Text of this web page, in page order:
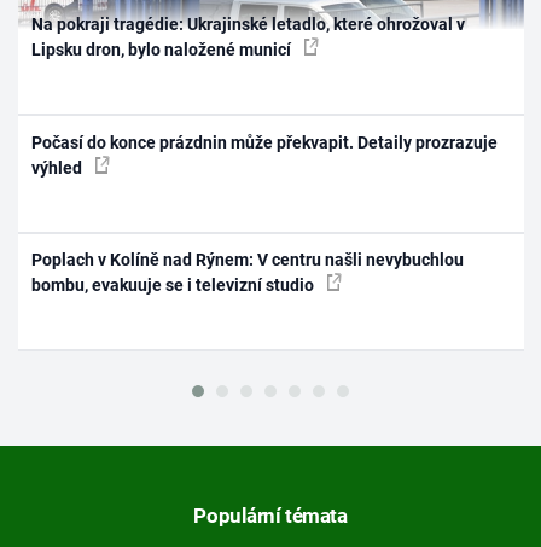
Na pokraji tragédie: Ukrajinské letadlo, které ohrožoval v
Lipsku dron, bylo naložené municí
Počasí do konce prázdnin může překvapit. Detaily prozrazuje
výhled
Poplach v Kolíně nad Rýnem: V centru našli nevybuchlou
bombu, evakuuje se i televizní studio
Populární témata